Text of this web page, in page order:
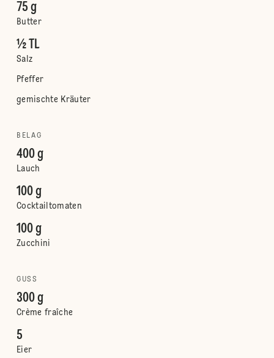
75 g
Butter
½ TL
Salz
Pfeffer
gemischte Kräuter
BELAG
400 g
Lauch
100 g
Cocktailtomaten
100 g
Zucchini
GUSS
300 g
Crème fraîche
5
Eier